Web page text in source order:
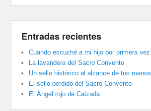
Entradas recientes
Cuando escuché a mi hijo por primera vez
La lavandera del Sacro Convento
Un sello histórico al alcance de tus manos
El sello perdido del Sacro Convento
El Ángel rojo de Calzada